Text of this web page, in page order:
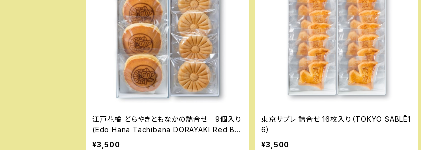
江戸花橘 どらやきともなかの詰合せ 9個入り
(Edo Hana Tachibana DORAYAKI Red Be
ans＆MONAKA)
¥3,500
東京サブレ 詰合せ 16枚入り（TOKYO SABLĒ1
6）
¥3,500